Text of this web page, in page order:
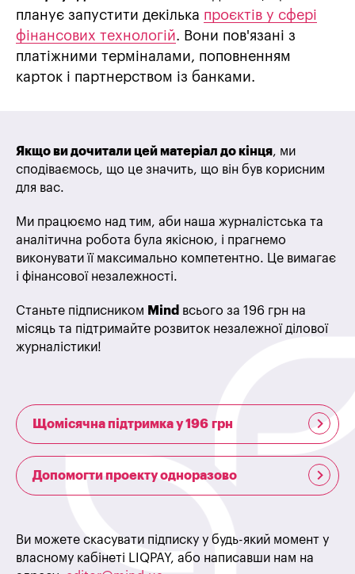
планує запустити декілька проєктів у сфері
фінансових технологій. Вони пов'язані з
платіжними терміналами, поповненням
карток і партнерством із банками.
Якщо ви дочитали цей матеріал до кінця, ми
сподіваємось, що це значить, що він був корисним
для вас.
Ми працюємо над тим, аби наша журналістська та
аналітична робота була якісною, і прагнемо
виконувати її максимально компетентно. Це вимагає
і фінансової незалежності.
Станьте підписником Mind всього за 196 грн на
місяць та підтримайте розвиток незалежної ділової
журналістики!
Щомісячна підтримка у 196 грн
Допомогти проекту одноразово
Ви можете скасувати підписку у будь-який момент у
власному кабінеті LIQPAY, або написавши нам на